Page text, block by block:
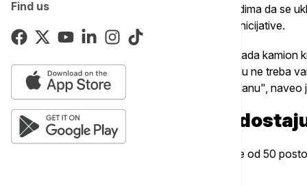
Find uszajedničko tržište i predstavlja poziv susedima da se
nisu deo inicijative, psihološki jesu deo te inicijative.
"Vide se konkretne stvari, ovde vidite da kada
nađete posao u Skoplju, Valoni ili Beogradu ne treba
kako da preuzmete posao već u jednom danu", naveo
Svakoj drugoj firmi
Čadež navodi da po upitniku koji šalju, više od 50